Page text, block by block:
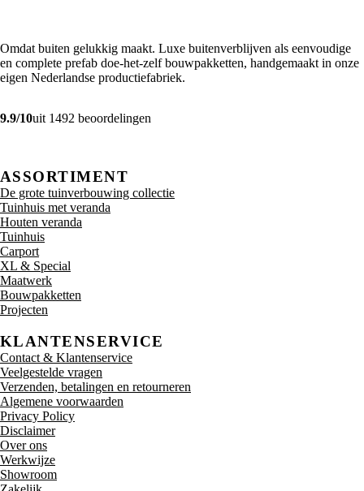
Omdat buiten gelukkig maakt. Luxe buitenverblijven als eenvoudige
en complete prefab doe-het-zelf bouwpakketten, handgemaakt in onze
eigen Nederlandse productiefabriek.
9.9/10uit 1492 beoordelingen
ASSORTIMENT
De grote tuinverbouwing collectie
Tuinhuis met veranda
Houten veranda
Tuinhuis
Carport
XL & Special
Maatwerk
Bouwpakketten
Projecten
KLANTENSERVICE
Contact & Klantenservice
Veelgestelde vragen
Verzenden, betalingen en retourneren
Algemene voorwaarden
Privacy Policy
Disclaimer
Over ons
Werkwijze
Showroom